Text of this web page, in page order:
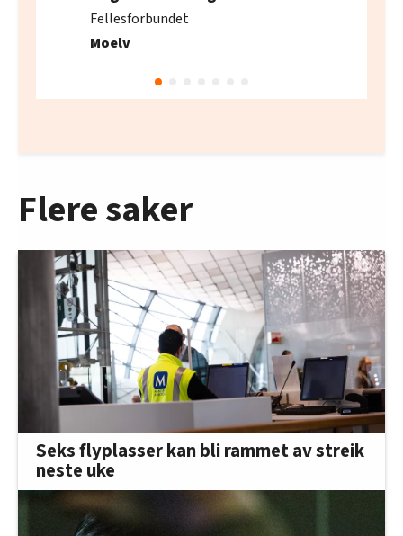
Fellesforbundet
Moelv
Flere saker
Seks flyplasser kan bli rammet av streik
neste uke